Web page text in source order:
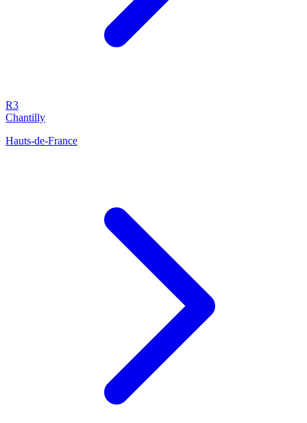
R3
Chantilly
Hauts-de-France